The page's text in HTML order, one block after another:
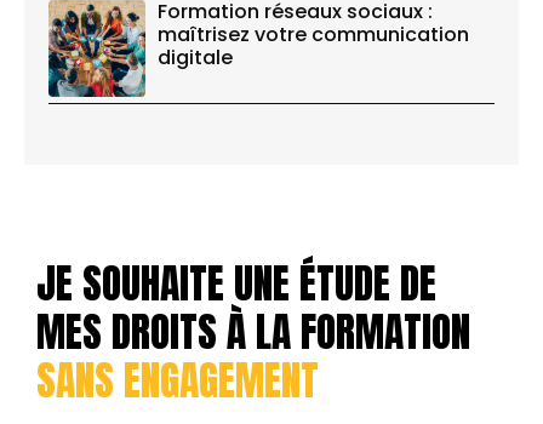
Formation réseaux sociaux :
maîtrisez votre communication
digitale
JE SOUHAITE UNE ÉTUDE DE
MES DROITS À LA FORMATION
SANS ENGAGEMENT